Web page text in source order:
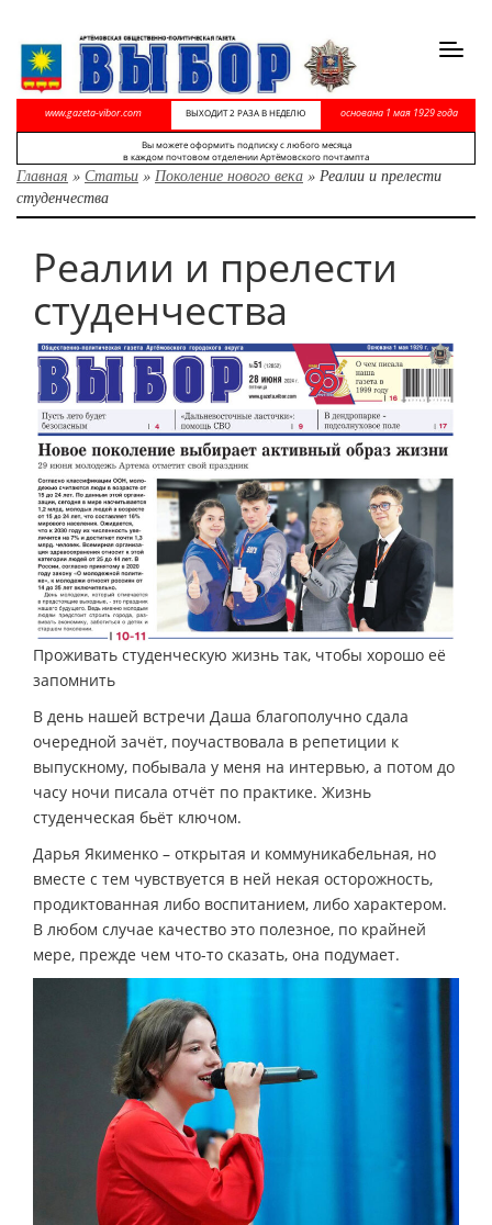
www.gazeta-vibor.com ВЫХОДИТ 2 РАЗА В НЕДЕЛЮ основана 1 мая 1929 года
Вы можете оформить подписку с любого месяца
в каждом почтовом отделении Артёмовского почтампта
Главная » Статьи » Поколение нового века » Реалии и прелести
студенчества
Реалии и прелести
студенчества
Проживать студенческую жизнь так, чтобы хорошо её
запомнить
В день нашей встречи Даша благополучно сдала
очередной зачёт, поучаствовала в репетиции к
выпускному, побывала у меня на интервью, а потом до
часу ночи писала отчёт по практике. Жизнь
студенческая бьёт ключом.
Дарья Якименко – открытая и коммуникабельная, но
вместе с тем чувствуется в ней некая осторожность,
продиктованная либо воспитанием, либо характером.
В любом случае качество это полезное, по крайней
мере, прежде чем что-то сказать, она подумает.